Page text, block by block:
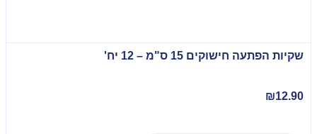
שקיות הפתעה חישוקים 15 ס"מ – 12 יח'
₪12.90